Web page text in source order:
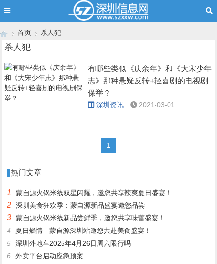
›
首页
›
杀人犯
杀人犯
有哪些类似《庆余年》和《大宋少年
志》那种悬疑反转+轻喜剧的电视剧
保举？
深圳资讯 2021-03-01
1
热门文章
1 蒙自源火锅米线双星闪耀，邀您共享辣爽夏日盛宴！
2 深圳美食狂欢季：蒙自源新品盛宴邀您品尝
3
蒙自源火锅米线新品尝鲜季，邀您共享味蕾盛宴！
4
夏日燃情，蒙自源深圳站邀您共赴美食盛宴！
5
深圳外地车2025年4月26日周六限行吗
6
外卖平台启动应急预案